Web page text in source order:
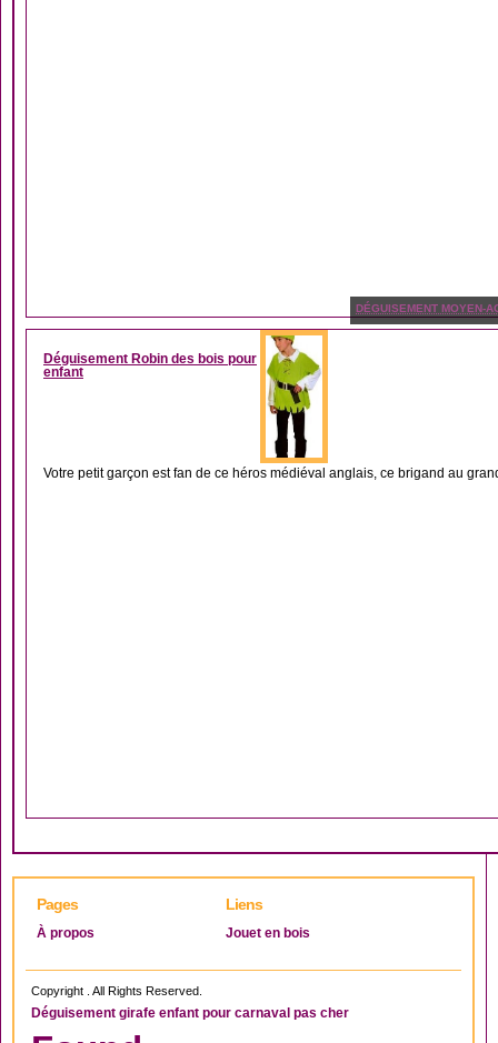
DÉGUISEMENT MOYEN-
Déguisement Robin des bois pour
enfant
Votre petit garçon est fan de ce héros médiéval anglais, ce brigand au
Pages
À propos
Liens
Jouet en bois
Copyright . All Rights Reserved.
Déguisement girafe enfant pour carnaval pas cher